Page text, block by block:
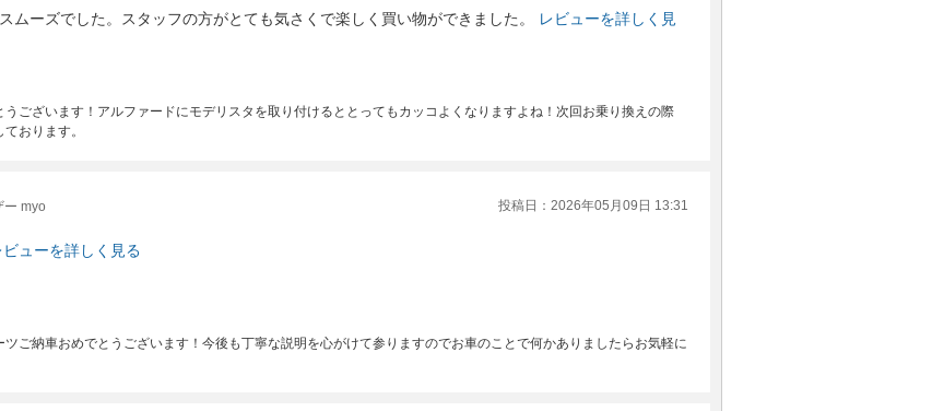
ムーズでした。スタッフの方がとても気さくで楽しく買い物ができました。
レビューを詳しく見
うございます！アルファードにモデリスタを取り付けるととってもカッコよくなりますよね！次回お乗り換えの際
おります。
ー myo 投稿日：2026年05月09日 13:31
ビューを詳しく見る
ツご納車おめでとうございます！今後も丁寧な説明を心がけて参りますのでお車のことで何かありましたらお気軽に